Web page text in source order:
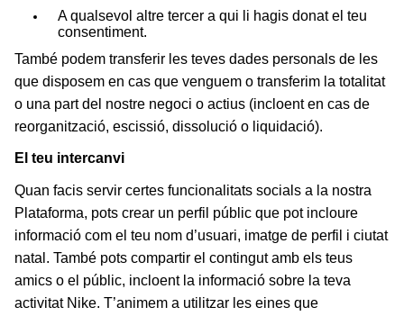
A qualsevol altre tercer a qui li hagis donat el teu
consentiment.
També podem transferir les teves dades personals de les
que disposem en cas que venguem o transferim la totalitat
o una part del nostre negoci o actius (incloent en cas de
reorganització, escissió, dissolució o liquidació).
El teu intercanvi
Quan facis servir certes funcionalitats socials a la nostra
Plataforma, pots crear un perfil públic que pot incloure
informació com el teu nom d’usuari, imatge de perfil i ciutat
natal. També pots compartir el contingut amb els teus
amics o el públic, incloent la informació sobre la teva
activitat Nike. T’animem a utilitzar les eines que